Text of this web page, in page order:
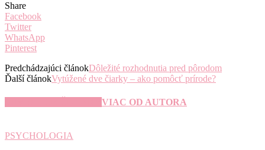
Share
Facebook
Twitter
WhatsApp
Pinterest
Predchádzajúci článokDôležité rozhodnutia pred pôrodom
Ďalší článokVytúžené dve čiarky – ako pomôcť prírode?
VIAC OD AUTORA
PSYCHOLOGIA